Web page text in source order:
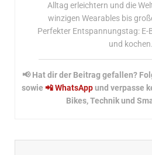
Alltag erleichtern und die
winzigen Wearables bis
Perfekter Entspannungstag: E-
und kochen.
📢 Hat dir der Beitrag gefallen?
sowie 📲 WhatsAppund verpasse
Bikes, Technik und